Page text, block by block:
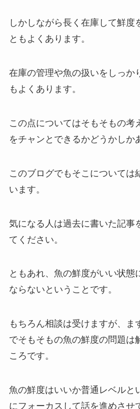
しかしながら長く在庫して鮮度
ともよくあります。
在庫の管理や魚の扱いをしっか
もよくあります。
この点についてはそもそもの考
をチャンとできるかどうかしか
このブログでもそこについては
います。
気になる人は過去に書いた記事
てください。
ともあれ、魚の鮮度がいい状態
ならないということです。
もちろん相談は受けますが、ま
でそもそもの魚の鮮度の問題は
ころです。
魚の鮮度はいいか普通レベルと
にフォーカスして話を進めさせ